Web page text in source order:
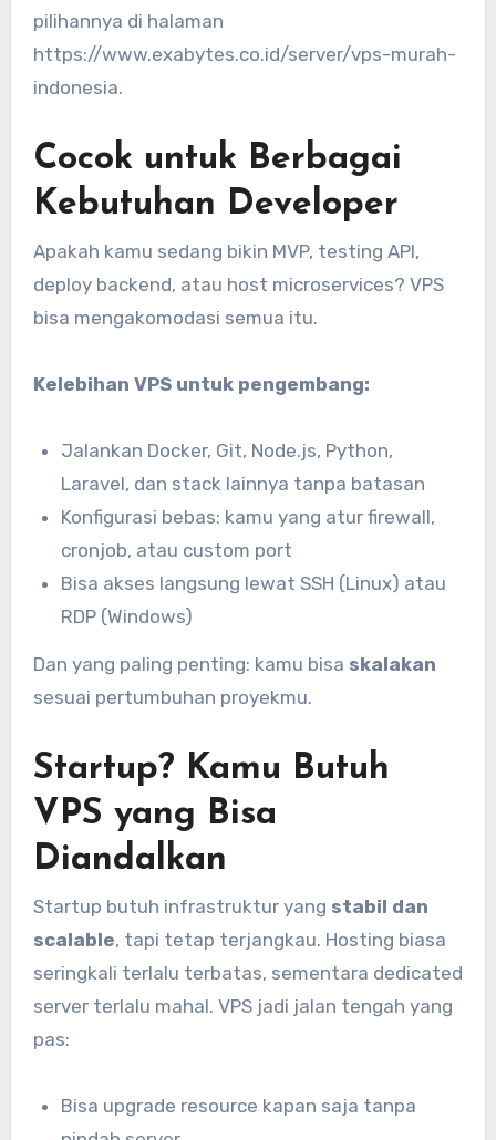
pilihannya di halaman
https://www.exabytes.co.id/server/vps-murah-
indonesia.
Cocok untuk Berbagai
Kebutuhan Developer
Apakah kamu sedang bikin MVP, testing API,
deploy backend, atau host microservices? VPS
bisa mengakomodasi semua itu.
Kelebihan VPS untuk pengembang:
Jalankan Docker, Git, Node.js, Python,
Laravel, dan stack lainnya tanpa batasan
Konfigurasi bebas: kamu yang atur firewall,
cronjob, atau custom port
Bisa akses langsung lewat SSH (Linux) atau
RDP (Windows)
Dan yang paling penting: kamu bisa skalakan
sesuai pertumbuhan proyekmu.
Startup? Kamu Butuh
VPS yang Bisa
Diandalkan
Startup butuh infrastruktur yang stabil dan
scalable, tapi tetap terjangkau. Hosting biasa
seringkali terlalu terbatas, sementara dedicated
server terlalu mahal. VPS jadi jalan tengah yang
pas:
Bisa upgrade resource kapan saja tanpa